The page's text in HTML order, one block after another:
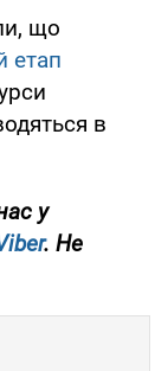
що
етап
в
у
. Не